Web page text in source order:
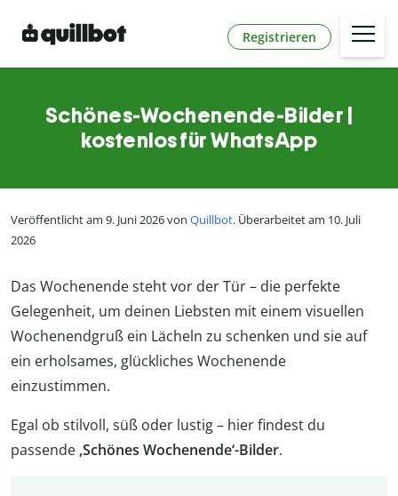
Registrieren
Schönes-Wochenende-Bilder |
kostenlos für WhatsApp
Veröffentlicht am 9. Juni 2026 von Quillbot. Überarbeitet am 10. Juli
2026
Das Wochenende steht vor der Tür – die perfekte
Gelegenheit, um deinen Liebsten mit einem visuellen
Wochenendgruß ein Lächeln zu schenken und sie auf
ein erholsames, glückliches Wochenende
einzustimmen.
Egal ob stilvoll, süß oder lustig – hier findest du
passende ‚Schönes Wochenende‘-Bilder.